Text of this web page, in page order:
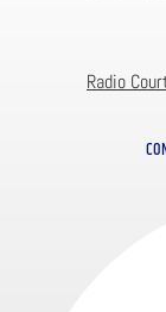
Radio